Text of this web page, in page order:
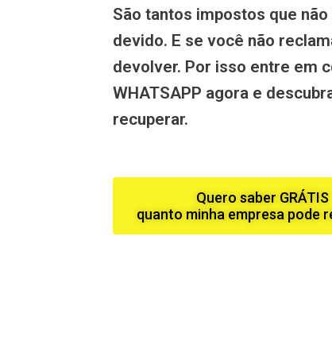
São tantos impostos que
devido. E se você não
devolver. Por isso entre em
WHATSAPP agora e
recuperar.
Quero saber GRÁTIS
quanto minha empresa pode